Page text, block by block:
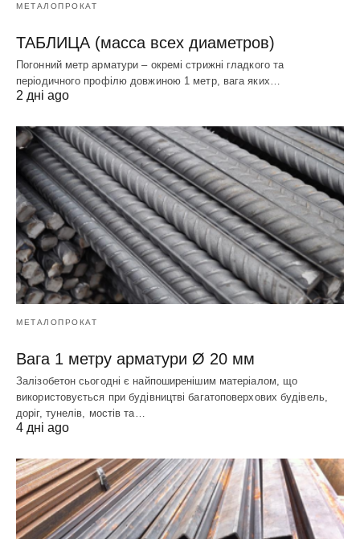
МЕТАЛОПРОКАТ
ТАБЛИЦА (масса всех диаметров)
Погонний метр арматури – окремі стрижні гладкого та
періодичного профілю довжиною 1 метр, вага яких…
2 дні ago
МЕТАЛОПРОКАТ
Вага 1 метру арматури Ø 20 мм
Залізобетон сьогодні є найпоширенішим матеріалом, що
використовується при будівництві багатоповерхових будівель,
доріг, тунелів, мостів та…
4 дні ago